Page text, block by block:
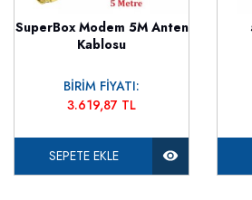
SuperBox Modem 5M Anten
Kablosu
BİRİM FİYATI:
3.619,87 TL
SEPETE EKLE